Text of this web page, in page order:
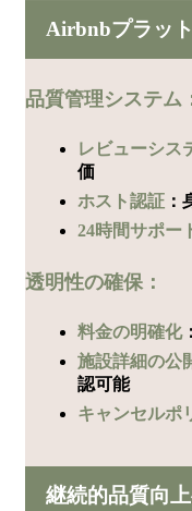
Airbnbプラッ
品質管理システム
レビューシス
価
ホスト認証
24時間サポー
透明性の確保：
料金の明確化
施設詳細の公
認可能
キャンセルポ
継続的品質向